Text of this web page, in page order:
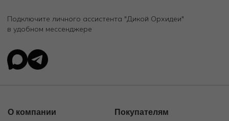
Подключите личного ассистента "Дикой Орхидеи"
в удобном мессенджере
О компании Покупателям